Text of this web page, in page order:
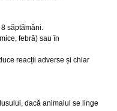
săptămâni.
febră) sau în
reacții adverse și chiar
dacă animalul se linge